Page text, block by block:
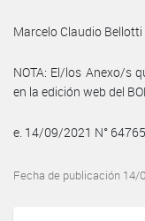
Marcelo Claudio Bellotti
NOTA: El/los Anexo/s
en la edición web del
e. 14/09/2021 N°
Fecha de publicación 14/